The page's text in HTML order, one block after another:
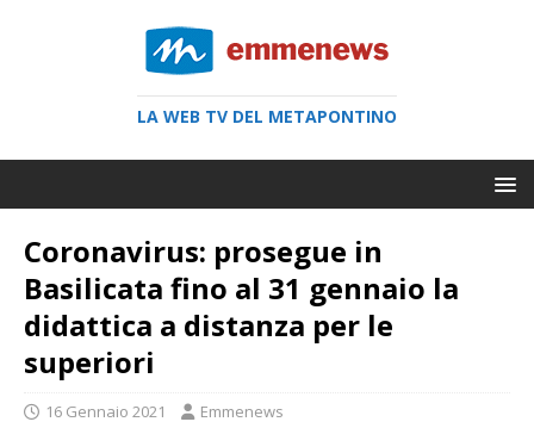
LA WEB TV DEL METAPONTINO
Coronavirus: prosegue in
Basilicata fino al 31 gennaio la
didattica a distanza per le
superiori
16 Gennaio 2021 Emmenews